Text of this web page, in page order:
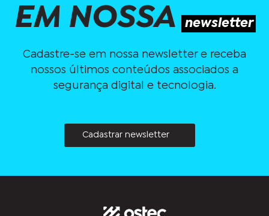
EM NOSSA newsletter
Cadastre-se em nossa newsletter e receba
nossos últimos conteúdos associados a
segurança digital e tecnologia.
Cadastrar newsletter